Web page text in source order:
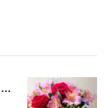
ご入会いただきました～小山市 ピアノ教室N piano music school